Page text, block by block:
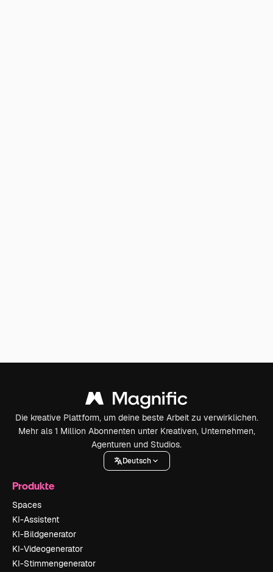
Die kreative Plattform, um deine beste Arbeit zu verwirklichen.
Mehr als 1 Million Abonnenten unter Kreativen, Unternehmen,
Agenturen und Studios.
Deutsch
Produkte
Spaces
KI-Assistent
KI-Bildgenerator
KI-Videogenerator
KI-Stimmengenerator